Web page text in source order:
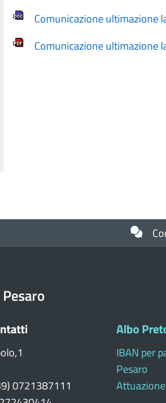
Comunicazione ultimazione
Comunicazione ultimazione
0721387111
Albo
IBAN per
Pesaro